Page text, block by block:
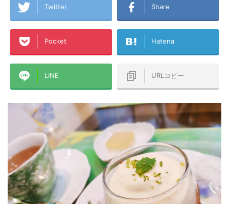
Twitter Share
Pocket Hatena
LINE URLコピー